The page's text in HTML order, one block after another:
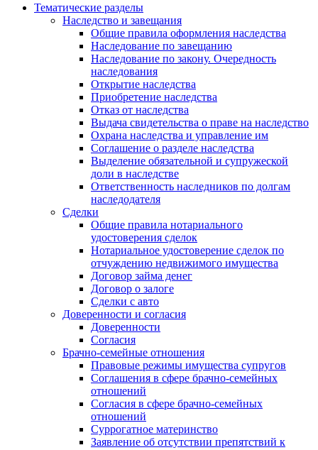
Тематические разделы
Наследство и завещания
Общие правила оформления наследства
Наследование по завещанию
Наследование по закону. Очередность
наследования
Открытие наследства
Приобретение наследства
Отказ от наследства
Выдача свидетельства о праве на наследство
Охрана наследства и управление им
Соглашение о разделе наследства
Выделение обязательной и супружеской
доли в наследстве
Ответственность наследников по долгам
наследодателя
Сделки
Общие правила нотариального
удостоверения сделок
Нотариальное удостоверение сделок по
отчуждению недвижимого имущества
Договор займа денег
Договор о залоге
Сделки с авто
Доверенности и согласия
Доверенности
Согласия
Брачно-семейные отношения
Правовые режимы имущества супругов
Соглашения в сфере брачно-семейных
отношений
Согласия в сфере брачно-семейных
отношений
Суррогатное материнство
Заявление об отсутствии препятствий к